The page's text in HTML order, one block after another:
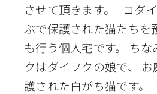
させて頂きます。 コダ
ぶで保護された猫たちを
も行う個人宅です。 ちな
クはダイフクの娘で、
護された白がち猫です